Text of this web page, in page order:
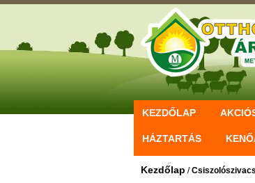
KEZDŐLAP
HÁZTARTÁS
Kezdőlap /